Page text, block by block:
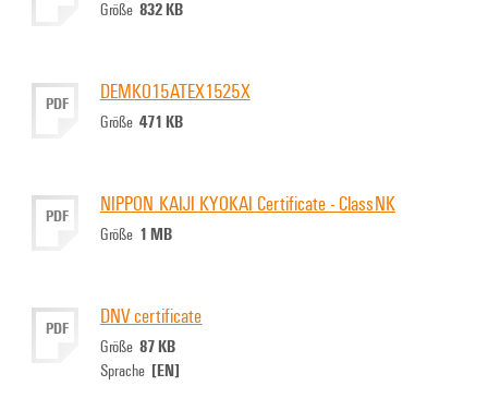
Größe 832 KB
PDF DEMKO15ATEX1525X
Größe 471 KB
PDF NIPPON KAIJI KYOKAI Certificate - ClassNK
Größe 1 MB
PDF DNV certificate
Größe 87 KB
Sprache [EN]